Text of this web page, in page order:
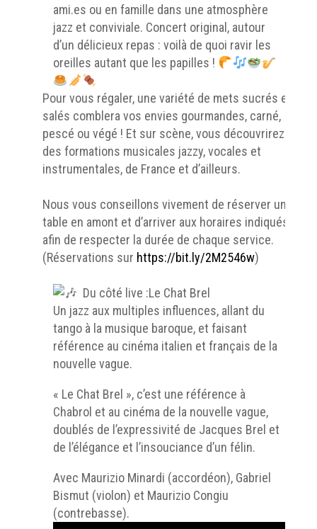
ami.es ou en famille dans une atmosphère
jazz et conviviale. Concert original, autour
d’un délicieux repas : voilà de quoi ravir les
oreilles autant que les papilles !
Pour vous régaler, une variété de mets sucrés et
salés comblera vos envies gourmandes, carné,
pescé ou végé ! Et sur scène, vous découvrirez
des formations musicales jazzy, vocales et
instrumentales, de France et d’ailleurs.
Nous vous conseillons vivement de réserver une
table en amont et d’arriver aux horaires indiqués
afin de respecter la durée de chaque service.
(Réservations sur https://bit.ly/2M2546w)
Du côté live :Le Chat Brel
Un jazz aux multiples influences, allant du
tango à la musique baroque, et faisant
référence au cinéma italien et français de la
nouvelle vague.
« Le Chat Brel », c’est une référence à
Chabrol et au cinéma de la nouvelle vague,
doublés de l’expressivité de Jacques Brel et
de l’élégance et l’insouciance d’un félin.
Avec Maurizio Minardi (accordéon), Gabriel
Bismut (violon) et Maurizio Congiu
(contrebasse).